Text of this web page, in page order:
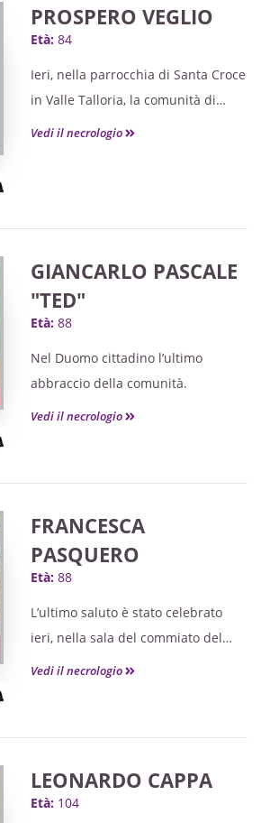
PROSPERO VEGLIO
Età: 84
Ieri, nella parrocchia di Santa Croce
in Valle Talloria, la comunità di
Diano d’Alba lo ha salutato con
Vedi il necrologio
GIANCARLO PASCALE
"TED"
Età: 88
Nel Duomo cittadino l’ultimo
abbraccio della comunità.
Vedi il necrologio
FRANCESCA
PASQUERO
Età: 88
L’ultimo saluto è stato celebrato
ieri, nella sala del commiato del
cimitero di Alba.
Vedi il necrologio
LEONARDO CAPPA
Età: 104